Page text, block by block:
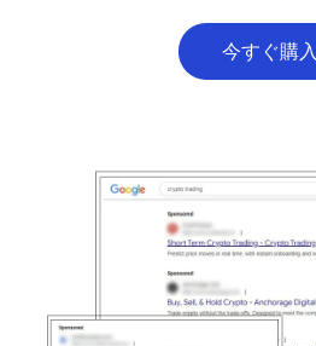
今すぐ購入